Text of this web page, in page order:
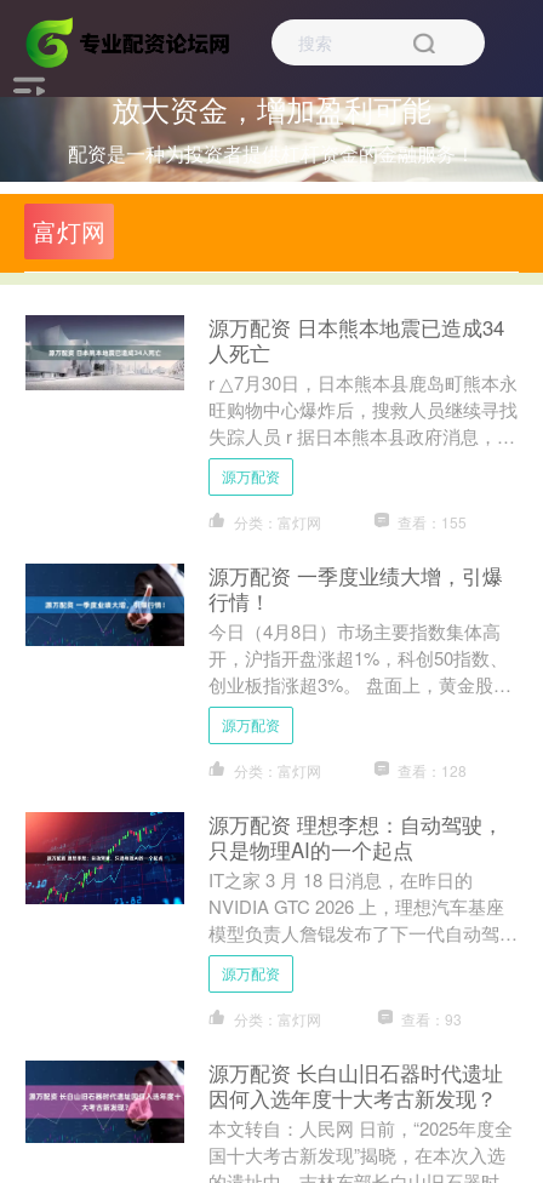
放大资金，增加盈利可能
配资是一种为投资者提供杠杆资金的金融服务！
富灯网
源万配资 日本熊本地震已造成34
人死亡
r △7月30日，日本熊本县鹿岛町熊本永
旺购物中心爆炸后，搜救人员继续寻找
失踪人员 r 据日本熊本县政府消息，本
次熊本地震已造成34人死亡，其中被二
级行政区确认....
源万配资
分类：富灯网 查看：155
源万配资 一季度业绩大增，引爆
行情！
今日（4月8日）市场主要指数集体高
开，沪指开盘涨超1%，科创50指数、
创业板指涨超3%。 盘面上，黄金股大
幅高开，西部黄金涨停，晓程科技涨超
9%，山金国际、山东....
源万配资
分类：富灯网 查看：128
源万配资 理想李想：自动驾驶，
只是物理AI的一个起点
IT之家 3 月 18 日消息，在昨日的
NVIDIA GTC 2026 上，理想汽车基座
模型负责人詹锟发布了下一代自动驾驶
基础模型 MindVLA-o1。 I....
源万配资
分类：富灯网 查看：93
源万配资 长白山旧石器时代遗址
因何入选年度十大考古新发现？
本文转自：人民网 日前，“2025年度全
国十大考古新发现”揭晓，在本次入选